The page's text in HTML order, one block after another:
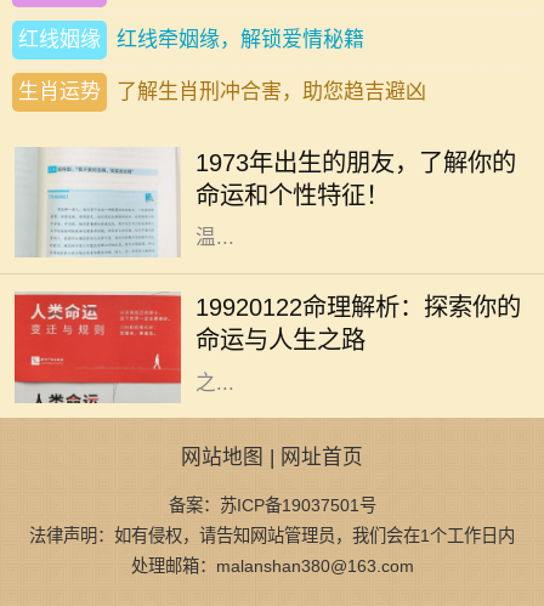
红线姻缘 红线牵姻缘，解锁爱情秘籍
生肖运势 了解生肖刑冲合害，助您趋吉避凶
1973年出生的朋友，了解你的
命运和个性特征！
你是否曾经好奇过，1973年出生的人
传统命理学中，1973年属于水兔年。
水兔既象征着灵动与智慧，又代表着
温...
19920122命理解析：探索你的
命运与人生之路
人生如梦，命运似水，每个人的生辰
八字都藏着独特的秘密。对于出生于
1992年1月22日的人来说，他们的命
理特征和人生道路又有什么样的特别
之...
网站地图 | 网址首页
备案：苏ICP备19037501号
法律声明：如有侵权，请告知网站管理员，我们会在1个工作日内
处理邮箱：malanshan380@163.com